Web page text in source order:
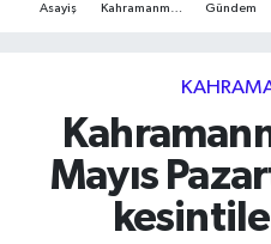
Asayiş Gündem
Mayıs
Çevre
Ekonomi
Genel
Kahramanmaraş
Süper Lig Puan
Tüm Manşetler
Son Dakika Haberleri